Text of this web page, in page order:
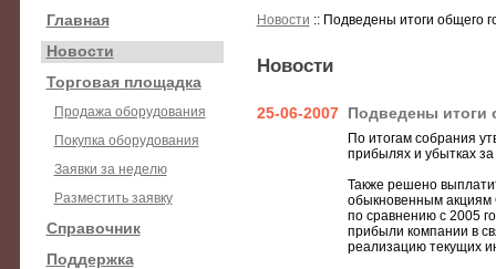
Главная
Новости
Торговая площадка
Продажа оборудования
Покупка оборудования
Заявки за неделю
Разместить заявку
Справочник
Поддержка
Новости :: Подведены итоги общего
Новости
25-06-2007 Подведены итоги
По итогам собрания
прибылях и убытках
Также решено
обыкновенным акциям
по сравнению с 2005
прибыли компании в
реализацию текущих